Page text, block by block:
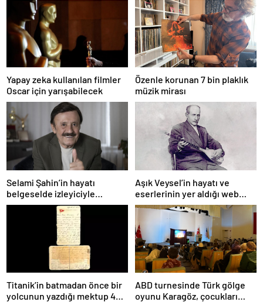
Yapay zeka kullanılan filmler
Oscar için yarışabilecek
Özenle korunan 7 bin plaklık
müzik mirası
Selami Şahin’in hayatı
belgeselde izleyiciyle
buluşacak
Aşık Veysel’in hayatı ve
eserlerinin yer aldığı web
portalı hizmete girdi
Titanik’in batmadan önce bir
yolcunun yazdığı mektup 400
ABD turnesinde Türk gölge
oyunu Karagöz, çocukları